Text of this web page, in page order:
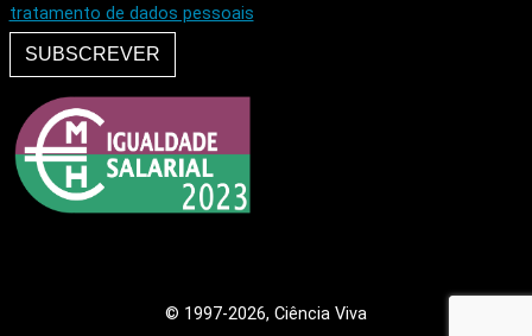
tratamento de dados pessoais
SUBSCREVER
© 1997-2026, Ciência Viva